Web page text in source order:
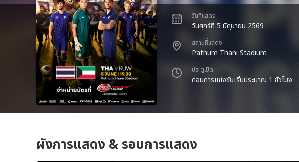
วันที่แสดง
วันศุกร์ที่ 5 มิถุนายน 2569
สถานที่แสดง
Pathum Thani Stadium
ประตูเปิด
ก่อนการแข่งขันเริ่มประมาณ 1 ชั่วโมง
ผังการแสดง & รอบการแสดง